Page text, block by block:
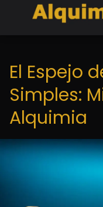
El Espejo
Simples:
Alquimia